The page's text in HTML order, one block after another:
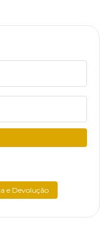
e Devolução